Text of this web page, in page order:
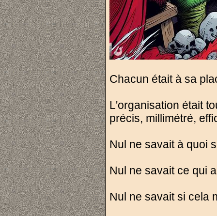
Chacun était à sa
L'organisation était
précis, millimétré,
Nul ne savait à quoi
Nul ne savait ce qui
Nul ne savait si cela